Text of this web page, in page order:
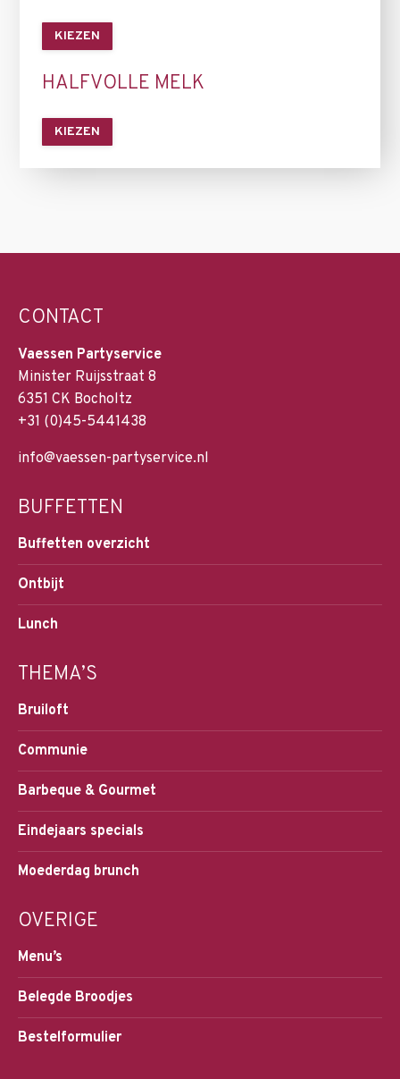
KIEZEN
HALFVOLLE MELK
KIEZEN
CONTACT
Vaessen Partyservice
Minister Ruijsstraat 8
6351 CK Bocholtz
+31 (0)45-5441438
info@vaessen-partyservice.nl
BUFFETTEN
Buffetten overzicht
Ontbijt
Lunch
THEMA’S
Bruiloft
Communie
Barbeque & Gourmet
Eindejaars specials
Moederdag brunch
OVERIGE
Menu’s
Belegde Broodjes
Bestelformulier